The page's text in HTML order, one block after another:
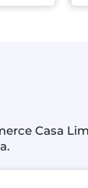
Casa